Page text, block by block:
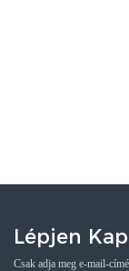
Lépjen
Csak adja meg e-mail-